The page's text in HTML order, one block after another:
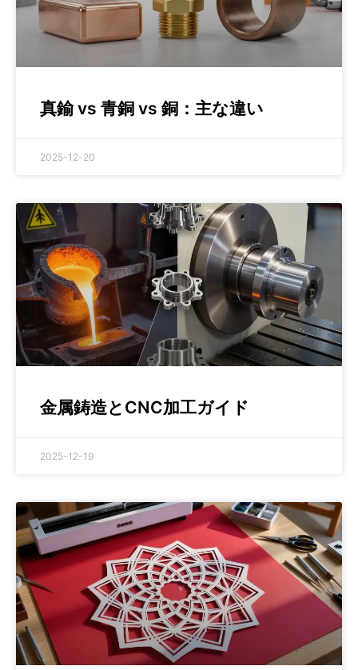
真鍮 vs 青銅 vs 銅：主な違い
2025-12-20
金属鋳造とCNC加工ガイド
2025-12-19